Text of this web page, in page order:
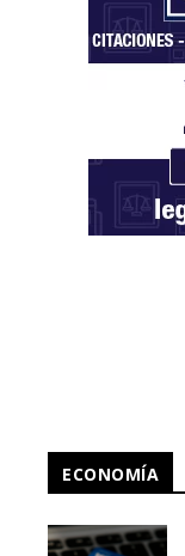
ECONOMÍA